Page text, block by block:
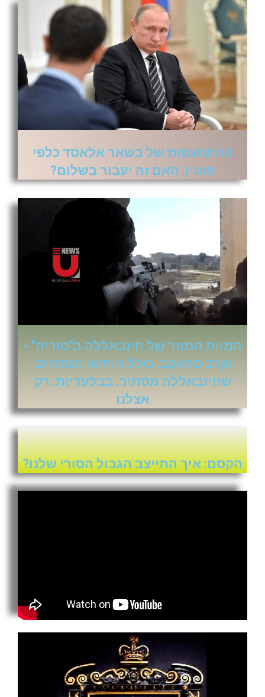
ההתחצפות של בשאר אלאסד כלפי
פוטין. האם זה יעבור בשלום?
המוות המוזר של חיזבאללה ב"סוריה" -
וקרב סראקב, כולל הוידאו המדהים,
שחיזבאללה מסתיר. בבלעדיות: רק
אצלנו
הקסם: איך התייצב הגבול הסורי שלנו?